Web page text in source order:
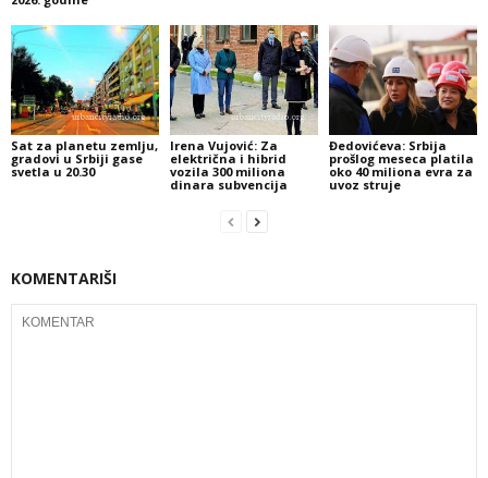
Sat za planetu zemlju,
gradovi u Srbiji gase
svetla u 20.30
Irena Vujović: Za
električna i hibrid
vozila 300 miliona
dinara subvencija
Đedovićeva: Srbija
prošlog meseca platila
oko 40 miliona evra za
uvoz struje
KOMENTARIŠI